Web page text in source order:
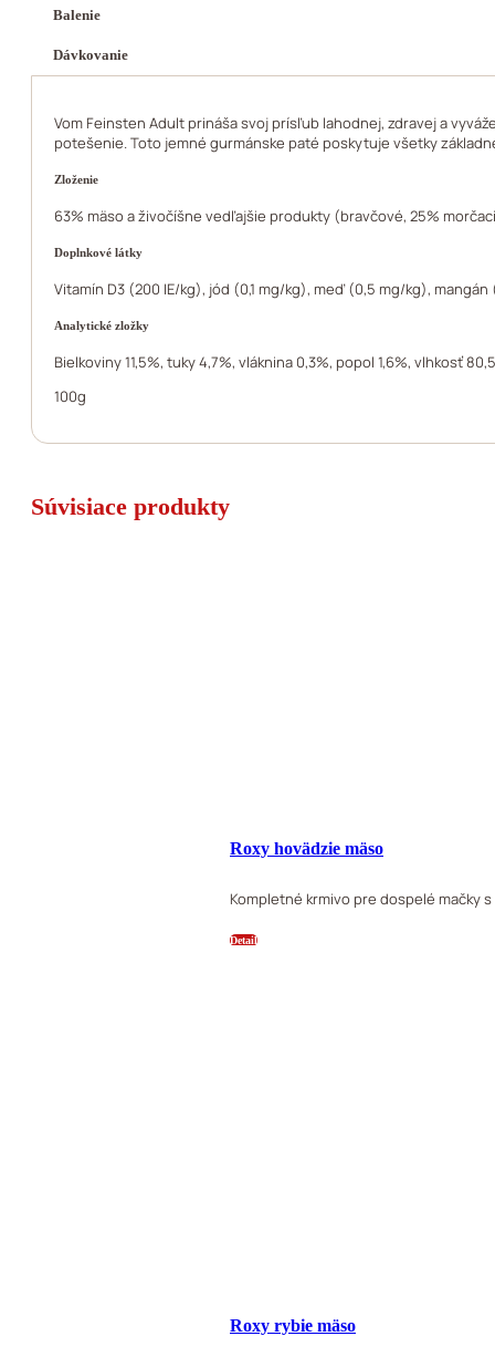
Balenie
Dávkovanie
Vom Feinsten Adult prináša svoj prísľub lahodnej, zdravej a
potešenie. Toto jemné gurmánske paté poskytuje všetky
Zloženie
63% mäso a živočíšne vedľajšie produkty (bravčové, 25%
Doplnkové látky
Vitamín D3 (200 IE/kg), jód (0,1 mg/kg), meď (0,5 mg/kg),
Analytické zložky
Bielkoviny 11,5%, tuky 4,7%, vláknina 0,3%, popol 1,6%, vlhkosť
100g
Súvisiace produkty
Roxy hovädzie mäso
Kompletné krmivo pre dospelé mačky
Detail
Roxy rybie mäso